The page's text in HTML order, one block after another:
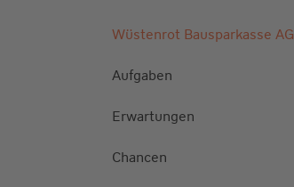
Wüstenrot Bausparkasse AG
Aufgaben
Erwartungen
Chancen